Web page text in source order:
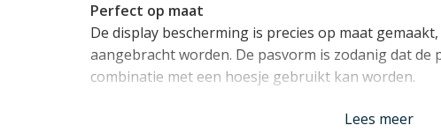
Perfect op maat
De display bescherming is precies op maat
aangebracht worden. De pasvorm is zodanig dat
combinatie met een hoesje gebruikt kan worden.
Lees meer